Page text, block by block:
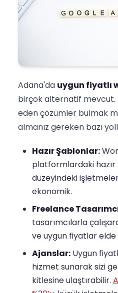
Adana'da uygun fiyatlı
birçok alternatif mevcut.
eden çözümler bulmak
almanız gereken bazı
Hazır Şablonlar:
platformlardaki hazır
düzeyindeki
ekonomik.
Freelance
tasarımcılarla
ve uygun fiyatlar elde
Ajanslar: Uygun
hizmet sunarak sizi
kitlesine ulaştırabilir.